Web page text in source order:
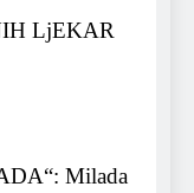
LjEKAR
Milada